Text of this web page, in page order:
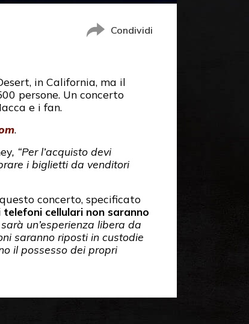
Condividi
in California, ma il
persone. Un concerto
e i fan.
.
, “Per l’acquisto devi
i biglietti da venditori
concerto, specificato
telefoni cellulari non saranno
un’esperienza libera da
saranno riposti in custodie
il possesso dei propri